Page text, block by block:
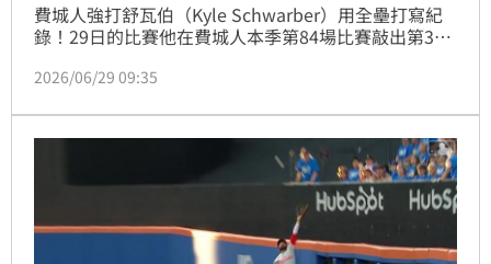
費城人強打舒瓦伯（Kyle Schwarber）用全壘打寫紀
錄！29日的比賽他在費城人本季第84場比賽敲出第30
壘打的苦主，是剛從先發轉牛棚的日籍投手千賀滉大。
2026/06/29 09:35